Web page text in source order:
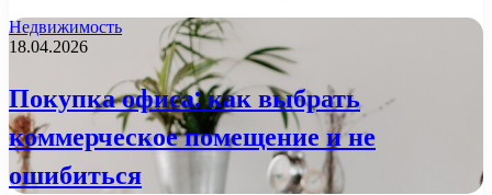
Недвижимость
18.04.2026
Покупка офиса: как выбрать
коммерческое помещение и не
ошибиться